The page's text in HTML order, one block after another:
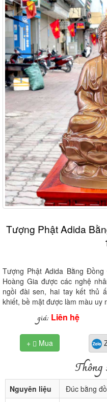
Tượng Phật Adida
Tượng Phật Adida Bằng
Hoàng Gia được các nghệ
ngồi đài sen, hai tay kết thủ
khiết, bề mặt được làm màu uy
giá: Liên hệ
+  Mua
Nguyên liệu
Đúc bằng